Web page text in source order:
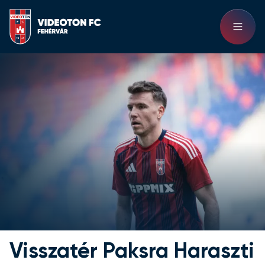
Visszatér Paksra Haraszti